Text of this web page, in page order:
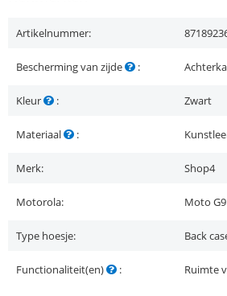
Artikelnummer:
Bescherming van zijde :
Kleur : Zwart
Materiaal :
Merk: Shop4
Motorola: Moto
Type hoesje: Back
Functionaliteit(en) : Ruimte